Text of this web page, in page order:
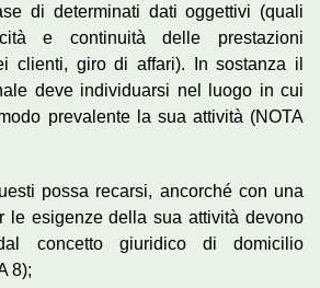
di determinati dati oggettivi (quali
e continuità delle prestazioni
clienti, giro di affari). In sostanza il
deve individuarsi nel luogo in cui
prevalente la sua attività (NOTA
possa recarsi, ancorché con una
le esigenze della sua attività devono
concetto giuridico di domicilio
8);